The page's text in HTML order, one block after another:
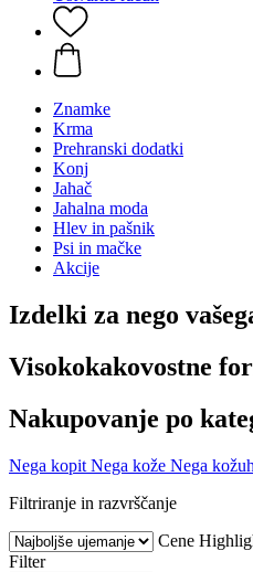
Znamke
Krma
Prehranski dodatki
Konj
Jahač
Jahalna moda
Hlev in pašnik
Psi in mačke
Akcije
Izdelki za nego
Visokokakovostne
Nakupovanje po
Nega kopit Nega kože Nega
Filtriranje in razvrščanje
Cene
Filter